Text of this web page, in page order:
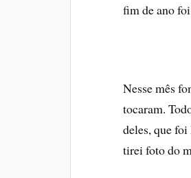
fim de ano
Nesse mês
tocaram.
deles, que
tirei foto do